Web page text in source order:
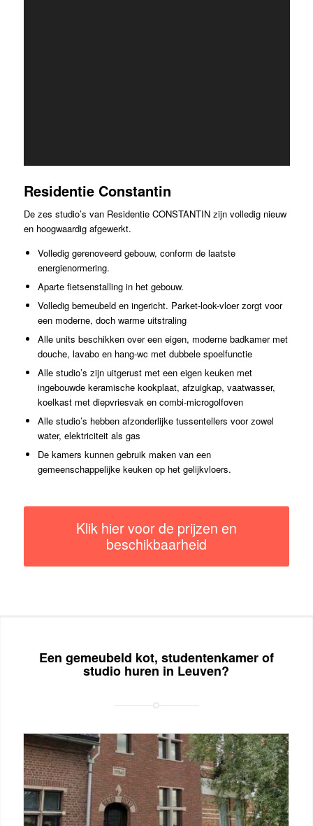
Residentie Constantin
De zes studio’s van Residentie CONSTANTIN zijn volledig nieuw
en hoogwaardig afgewerkt.
Volledig gerenoveerd gebouw, conform de laatste
energienormering.
Aparte fietsenstalling in het gebouw.
Volledig bemeubeld en ingericht. Parket-look-vloer zorgt voor
een moderne, doch warme uitstraling
Alle units beschikken over een eigen, moderne badkamer met
douche, lavabo en hang-wc met dubbele spoelfunctie
Alle studio’s zijn uitgerust met een eigen keuken met
ingebouwde keramische kookplaat, afzuigkap, vaatwasser,
koelkast met diepvriesvak en combi-microgolfoven
Alle studio’s hebben afzonderlijke tussentellers voor zowel
water, elektriciteit als gas
De kamers kunnen gebruik maken van een
gemeenschappelijke keuken op het gelijkvloers.
Klik hier voor de prijzen en
beschikbaarheid
Een gemeubeld kot, studentenkamer of
studio huren in Leuven?